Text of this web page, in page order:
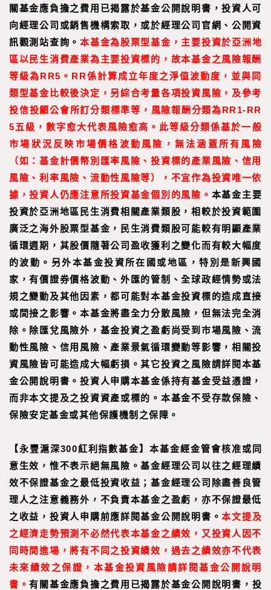
關基金應負擔之費用已揭露於基金公開說明書，投資人可
向經理公司或銷售機構索取，或於經理公司官網、公開資
訊觀測站查詢。本基金為股票型基金，主要投資於亞洲地
區以民生消費產業為主要投資標的，故本基金之風險報酬
等級為RR5。RR係計算成立年度之淨值波動度，並與同
類型基金比較後決定，另綜合考量各項投資風險，及參考
投信投顧公會所訂分類標準等，風險報酬分類為RR1-RR
5五級，數字愈大代表風險愈高。此等級分類係基於一般
市場狀況反映市場價格波動風險，無法涵蓋所有風險
（如：基金計價幣別匯率風險、投資標的產業風險、信用
風險、利率風險、流動性風險等），不宜作為投資唯一依
據，投資人仍應注意所投資基金個別的風險。 本基金主要
投資於亞洲地區民生消費相關產業類股，相較於投資範圍
廣泛之海外股票型基金，民生消費類股可能較有明顯產業
循環週期，其股價隨著公司盈收獲利之變化而有較大幅度
的波動。另外本基金投資所在國或地區，特別是新興國
家，有價證券價格波動、外匯的管制、全球政經情勢或法
規之變動及其他因素，都可能對本基金投資標的造成直接
或間接之影響。本基金將盡全力分散風險，但無法完全消
除。除匯兌風險外，基金投資之盈虧尚受到市場風險、流
動性風險、信用風險、產業景氣循環變動等影響，相關投
資風險皆可能造成大幅虧損。其它投資之風險請詳閱本基
金公開說明書。投資人申購本基金係持有基金受益憑證，
而非本文提及之投資資產或標的。本基金不受存款保險、
保險安定基金或其他保護機制之保障。
【永豐滬深300紅利指數基金】本基金經金管會核准或同
意生效，惟不表示絕無風險。基金經理公司以往之經理績
效不保證基金之最低投資收益；基金經理公司除盡善良管
理人之注意義務外，不負責本基金之盈虧，亦不保證最低
之收益，投資人申購前應詳閱基金公開說明書。本文提及
之經濟走勢預測不必然代表本基金之績效，又投資人因不
同時間進場，將有不同之投資績效，過去之績效亦不代表
未來績效之保證，本基金投資風險請詳閱基金公開說明
書。有關基金應負擔之費用已揭露於基金公開說明書，投